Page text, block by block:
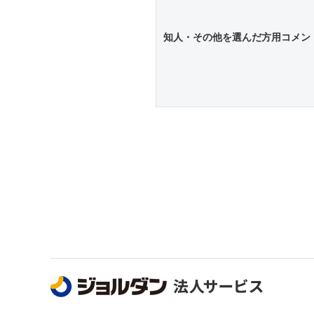
知人・その他を選んだ方用コメン